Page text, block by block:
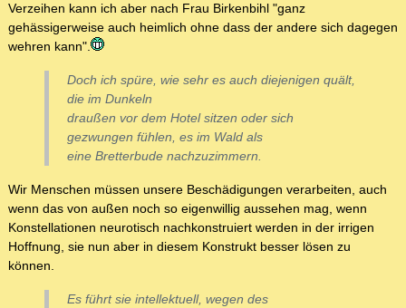
Verzeihen kann ich aber nach Frau Birkenbihl "ganz
gehässigerweise auch heimlich ohne dass der andere sich dagegen
wehren kann".
Doch ich spüre, wie sehr es auch diejenigen quält,
die im Dunkeln
draußen vor dem Hotel sitzen oder sich
gezwungen fühlen, es im Wald als
eine Bretterbude nachzuzimmern.
Wir Menschen müssen unsere Beschädigungen verarbeiten, auch
wenn das von außen noch so eigenwillig aussehen mag, wenn
Konstellationen neurotisch nachkonstruiert werden in der irrigen
Hoffnung, sie nun aber in diesem Konstrukt besser lösen zu
können.
Es führt sie intellektuell, wegen des